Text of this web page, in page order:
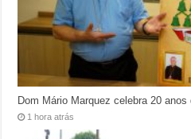
Dom Mário Marquez celebra 20 anos
1 hora atrás